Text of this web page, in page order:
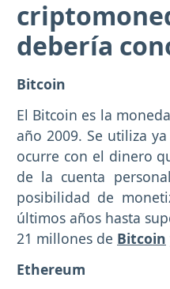
debería
Bitcoin
El Bitcoin es la
año 2009. Se utiliza
ocurre con el dinero
de la cuenta
posibilidad de
últimos años hasta
21 millones de Bitcoin
Ethereum